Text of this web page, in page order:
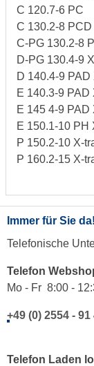
C 120.7-6 PC
C 130.2-8 PCD
C-PG 130.2-8
D-PG 130.4-9
D 140.4-9 PAD
E 140.3-9 PAD
E 145 4-9 PAD
E 150.1-10 PH
P 150.2-10 X-
P 160.2-15 X-
Immer für Sie da!
Telefonische
Telefon
Mo - Fr 8:00 -
+49 (0) 2554 - 91
Telefon Laden